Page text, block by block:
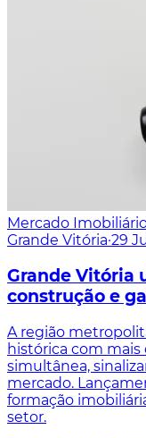
Mercado
Grande Vitória·29
Grande Vitória
construção e
A região
histórica com
simultânea,
mercado.
formação
setor.